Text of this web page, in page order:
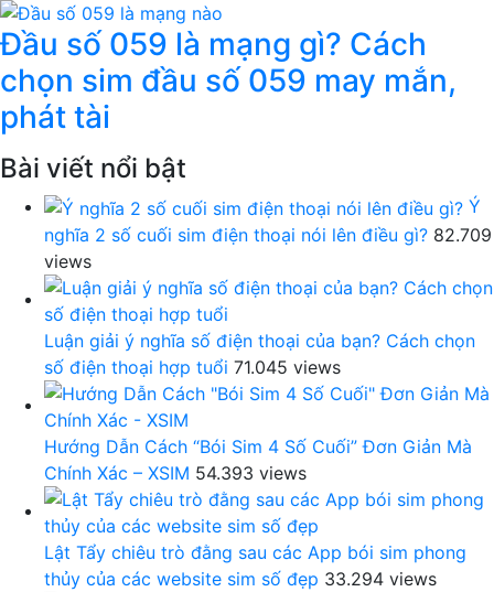
Đầu số 059 là mạng gì? Cách
chọn sim đầu số 059 may mắn,
phát tài
Bài viết nổi bật
Ý
nghĩa 2 số cuối sim điện thoại nói lên điều gì? 82.709
views
Luận giải ý nghĩa số điện thoại của bạn? Cách chọn
số điện thoại hợp tuổi 71.045 views
Hướng Dẫn Cách “Bói Sim 4 Số Cuối” Đơn Giản Mà
Chính Xác – XSIM 54.393 views
Lật Tẩy chiêu trò đằng sau các App bói sim phong
thủy của các website sim số đẹp 33.294 views